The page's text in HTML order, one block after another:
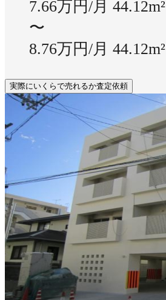
7.66万円/月 44.12m²
〜
8.76万円/月 44.12m²
実際にいくらで売れるか査定依頼